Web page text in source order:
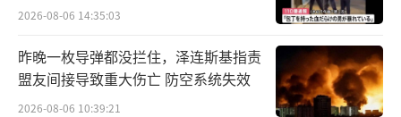
2026-08-06 14:35:03
昨晚一枚导弹都没拦住，泽连斯基指责
盟友间接导致重大伤亡 防空系统失效
2026-08-06 10:39:21